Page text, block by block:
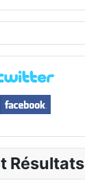
Résultats